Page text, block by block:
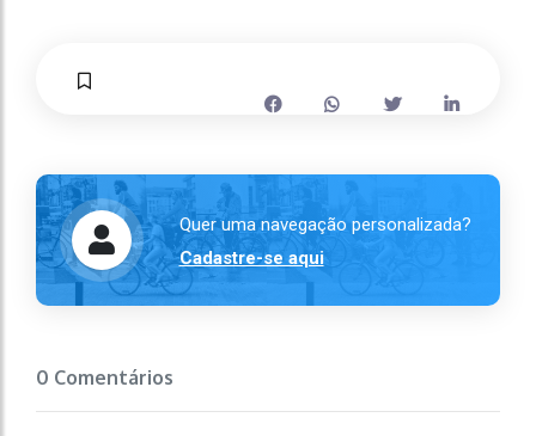
Quer uma navegação personalizada?
Cadastre-se aqui
0 Comentários